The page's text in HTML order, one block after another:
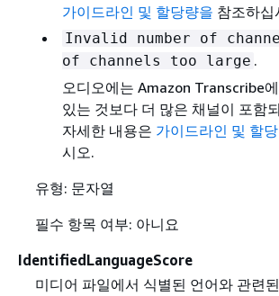
가이드라인 및 할당량을 참조하십
Invalid number of
of channels too large .
오디오에는 Amazon Transcribe
있는 것보다 더 많은 채널이 포함
자세한 내용은 가이드라인 및 할
시오.
유형: 문자열
필수 항목 여부: 아니요
IdentifiedLanguageScore
미디어 파일에서 식별된 언어와 관련